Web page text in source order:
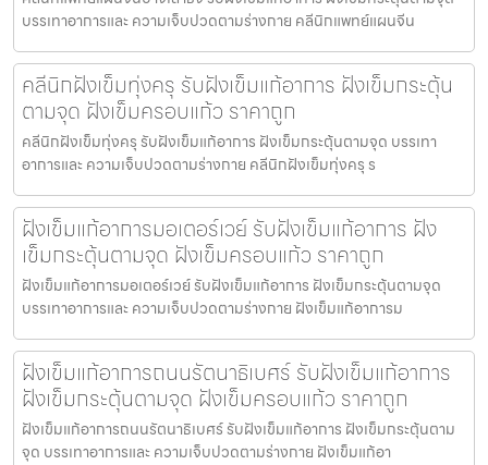
บรรเทาอาการและ ความเจ็บปวดตามร่างกาย คลีนิกแพทย์แผนจีน
คลีนิกฝังเข็มทุ่งครุ รับฝังเข็มแก้อาการ ฝังเข็มกระตุ้น
ตามจุด ฝังเข็มครอบแก้ว ราคาถูก
คลีนิกฝังเข็มทุ่งครุ รับฝังเข็มแก้อาการ ฝังเข็มกระตุ้นตามจุด บรรเทา
อาการและ ความเจ็บปวดตามร่างกาย คลีนิกฝังเข็มทุ่งครุ ร
ฝังเข็มแก้อาการมอเตอร์เวย์ รับฝังเข็มแก้อาการ ฝัง
เข็มกระตุ้นตามจุด ฝังเข็มครอบแก้ว ราคาถูก
ฝังเข็มแก้อาการมอเตอร์เวย์ รับฝังเข็มแก้อาการ ฝังเข็มกระตุ้นตามจุด
บรรเทาอาการและ ความเจ็บปวดตามร่างกาย ฝังเข็มแก้อาการม
ฝังเข็มแก้อาการถนนรัตนาธิเบศร์ รับฝังเข็มแก้อาการ
ฝังเข็มกระตุ้นตามจุด ฝังเข็มครอบแก้ว ราคาถูก
ฝังเข็มแก้อาการถนนรัตนาธิเบศร์ รับฝังเข็มแก้อาการ ฝังเข็มกระตุ้นตาม
จุด บรรเทาอาการและ ความเจ็บปวดตามร่างกาย ฝังเข็มแก้อา